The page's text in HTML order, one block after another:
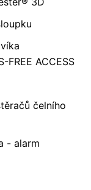
ACCESS
čelního
- alarm